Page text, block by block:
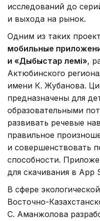
исследований до
и выхода на рынок.
Одним из таких
мобильные
и «Дыбыстар әлемі»,
Актюбинского
имени К. Жубанова.
предназначены для
образовательными
развивать речевые
правильное
и совершенствовать
способности.
для скачивания в App
В сфере
Восточно-
С. Аманжолова